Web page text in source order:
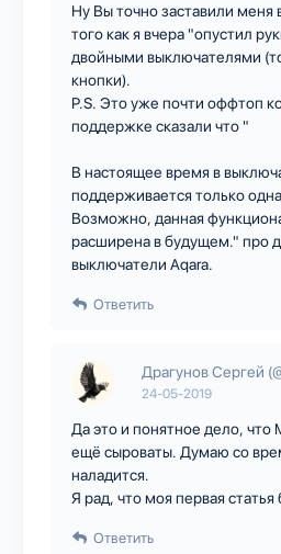
Ну Вы точно заставили меня
того как я вчера "опустил
двойными выключателями
кнопки).
P.S. Это уже почти оффтоп
поддержке сказали что "
В настоящее время в
поддерживается только
Возможно, данная
расширена в будущем." про
выключатели Aqara.
Ответить
Драгунов Сергей
24-05-2019
Да это и понятное дело, что
ещё сыроваты. Думаю со
наладится.
Я рад, что моя первая
Ответить